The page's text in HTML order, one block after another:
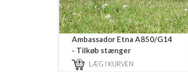
Ambassador Etna A850/G14
- Tilkøb stænger
LÆG I KURVEN